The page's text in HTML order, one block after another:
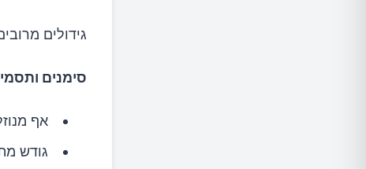
גידולים
סימנים
אף
גודש